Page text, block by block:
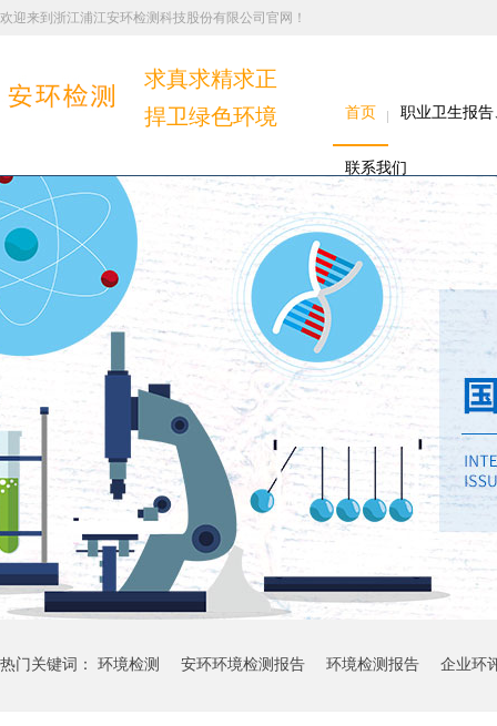
欢迎来到浙江浦江安环检测科技股份有限公司官网！
求真求精求正
捍卫绿色环境
首页 职业卫生报
联系我们
热门关键词： 环境检测 安环环境检测报告 环境检测报告 企业环